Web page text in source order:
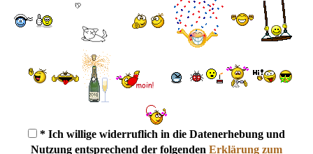
* Ich willige widerruflich in die Datenerhebung und
Nutzung entsprechend der folgenden Erklärung zum